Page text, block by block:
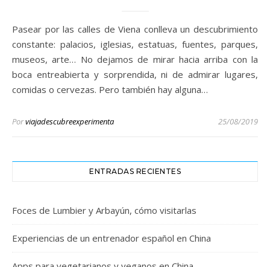
Pasear por las calles de Viena conlleva un descubrimiento
constante: palacios, iglesias, estatuas, fuentes, parques,
museos, arte… No dejamos de mirar hacia arriba con la
boca entreabierta y sorprendida, ni de admirar lugares,
comidas o cervezas. Pero también hay alguna…
Porviajadescubreexperimenta 25/08/2019
ENTRADAS RECIENTES
Foces de Lumbier y Arbayún, cómo visitarlas
Experiencias de un entrenador español en China